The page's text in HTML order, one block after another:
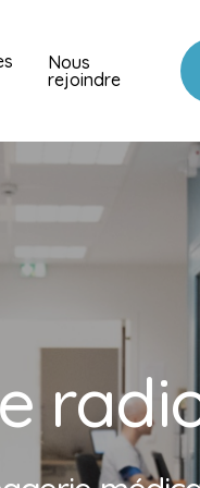
Nous
rejoindre
e radi